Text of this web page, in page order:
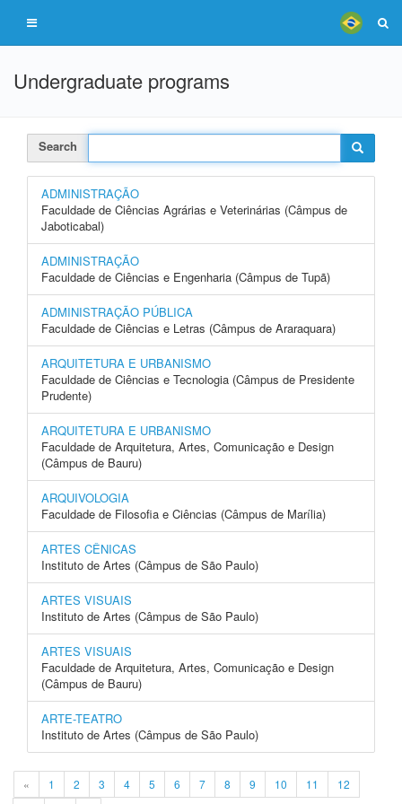
Undergraduate programs
Search
ADMINISTRAÇÃO
Faculdade de Ciências Agrárias e Veterinárias (Câmpus de
Jaboticabal)
ADMINISTRAÇÃO
Faculdade de Ciências e Engenharia (Câmpus de Tupã)
ADMINISTRAÇÃO PÚBLICA
Faculdade de Ciências e Letras (Câmpus de Araraquara)
ARQUITETURA E URBANISMO
Faculdade de Ciências e Tecnologia (Câmpus de Presidente
Prudente)
ARQUITETURA E URBANISMO
Faculdade de Arquitetura, Artes, Comunicação e Design
(Câmpus de Bauru)
ARQUIVOLOGIA
Faculdade de Filosofia e Ciências (Câmpus de Marília)
ARTES CÊNICAS
Instituto de Artes (Câmpus de São Paulo)
ARTES VISUAIS
Instituto de Artes (Câmpus de São Paulo)
ARTES VISUAIS
Faculdade de Arquitetura, Artes, Comunicação e Design
(Câmpus de Bauru)
ARTE-TEATRO
Instituto de Artes (Câmpus de São Paulo)
« 1 2 3 4 5 6 7 8 9 10 11
12